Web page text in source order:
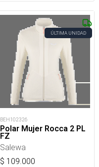
ÚLTIMA UNIDAD
BEH102326
Polar Mujer Rocca 2 PL
FZ
Salewa
$ 109.000